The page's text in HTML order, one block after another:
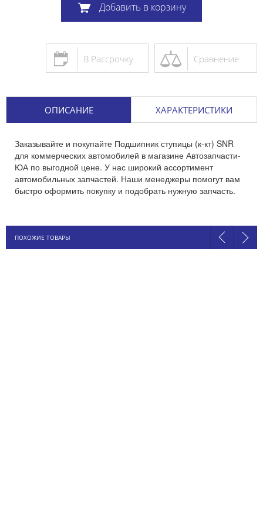
Добавить в корзину
Сравнение
В Рассрочку
ОПИСАНИЕ ХАРАКТЕРИСТИКИ
Заказывайте и покупайте Подшипник ступицы (к-кт) SNR
для коммерческих автомобилей в магазине Автозапчасти-
ЮА по выгодной цене. У нас широкий ассортимент
автомобильных запчастей. Наши менеджеры помогут вам
быстро оформить покупку и подобрать нужную запчасть.
ПОХОЖИЕ ТОВАРЫ